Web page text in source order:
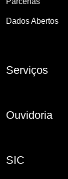
Dados Abertos
Serviços
Ouvidoria
SIC